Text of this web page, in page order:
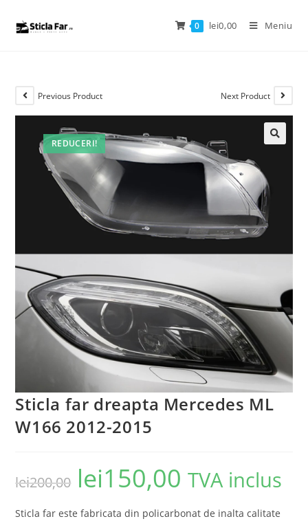
0 lei0,00 Meniu
REDUCERI!
Previous Product Next Product
Sticla far dreapta Mercedes ML
W166 2012-2015
lei200,00 lei150,00 TVA inclus
Sticla far este fabricata din policarbonat de inalta calitate